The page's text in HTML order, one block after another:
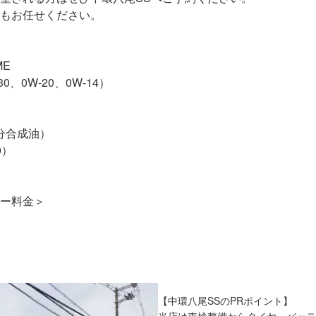
お任せください。
0W-20、0W-14）
成油）
料金＞
【中環八尾SSのPRポイント】